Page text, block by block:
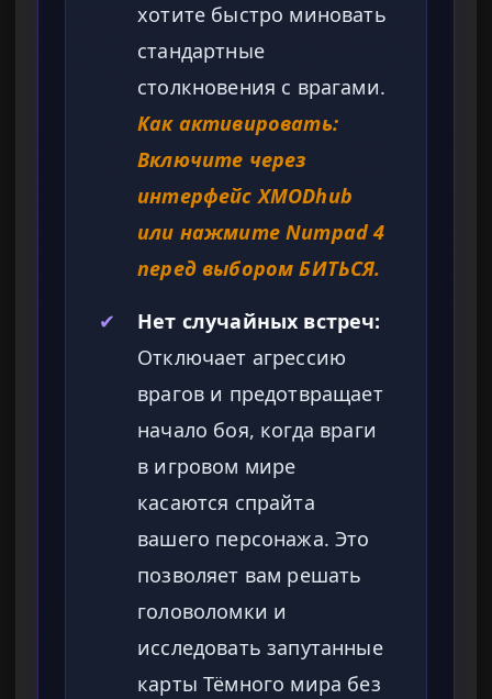
хотите быстро миновать
стандартные
столкновения с врагами.
Как активировать:
Включите через
интерфейс XMODhub
или нажмите Numpad 4
перед выбором БИТЬСЯ.
✔
Нет случайных встреч:
Отключает агрессию
врагов и предотвращает
начало боя, когда враги
в игровом мире
касаются спрайта
вашего персонажа. Это
позволяет вам решать
головоломки и
исследовать запутанные
карты Тёмного мира без